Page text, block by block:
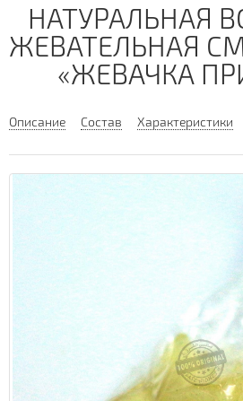
НАТУРАЛЬНАЯ
ЖЕВАТЕЛЬНАЯ
«ЖЕВАЧКА
Описание Состав Характеристики